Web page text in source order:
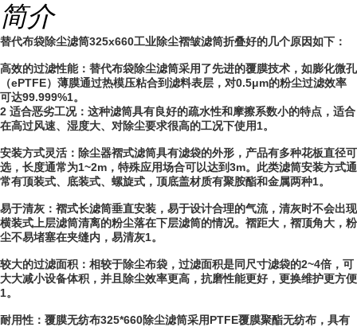
简介
替代布袋除尘滤筒325x660工业除尘褶皱滤筒折叠好的几个原因如下：
高效的过滤性能：替代布袋除尘滤筒采用了先进的覆膜技术，如膨化微孔
（ePTFE）薄膜通过热模压粘合到滤料表层，对0.5μm的粉尘过滤效率
可达99.999%1。
2 适合恶劣工况：这种滤筒具有良好的疏水性和摩擦系数小的特点，适合
在高过风速、湿度大、对除尘要求很高的工况下使用1。
安装方式灵活：除尘器褶式滤筒具有滤袋的外形，产品有多种花板直径可
选，长度通常为1~2m，特殊应用场合可以达到3m。此类滤筒安装方式通
常有顶装式、底装式、螺旋式，顶底盖材质有聚胺酯和金属两种1。
易于清灰：褶式长滤筒垂直安装，易于设计合理的气流，清灰时不会出现
横装式上层滤筒清离的粉尘落在下层滤筒的情况。褶距大，褶顶角大，粉
尘不易堵塞在夹缝内，易清灰1。
较大的过滤面积：相较于除尘布袋，过滤面积是同尺寸滤袋的2~4倍，可
大大减小设备体积，并且除尘效率更高，抗磨性能更好，更换维护更方便
1。
耐用性：覆膜无纺布325*660除尘滤筒采用PTFE覆膜聚酯无纺布，具有